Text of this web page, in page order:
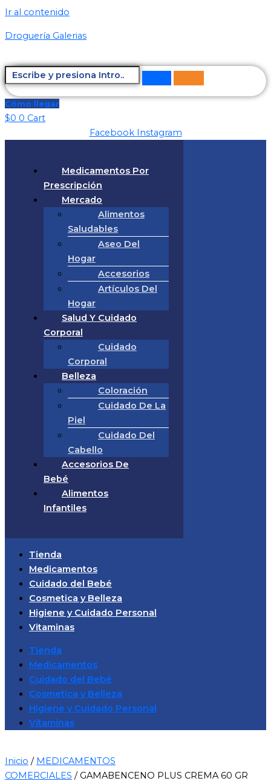
Ir al contenido
Droguería Galerias
Cómo llegar
$0 0 Cart
Facebook Instagram
Medicamentos Por
Prescripción
Mercado
Alimentos
Saludables
Aseo Del
Hogar
Accesorios
Artículos Del
Hogar
Salud Y Cuidado
Corporal
Cuidado
Corporal
Belleza
Coloración
Cuidado De La
Piel
Cuidado Del
Cabello
Accesorios De
Bebé
Alimentos
Infantiles
Tienda
Medicamentos
Cuidado del Bebé
Cosmetica y Belleza
Higiene y Cuidado Personal
Vitaminas
Tienda
Medicamentos
Cuidado del Bebé
Cosmetica y Belleza
Higiene y Cuidado Personal
Vitaminas
Inicio / MEDICAMENTOS
COMERCIALES / GAMABENCENO PLUS CREMA 60 GR